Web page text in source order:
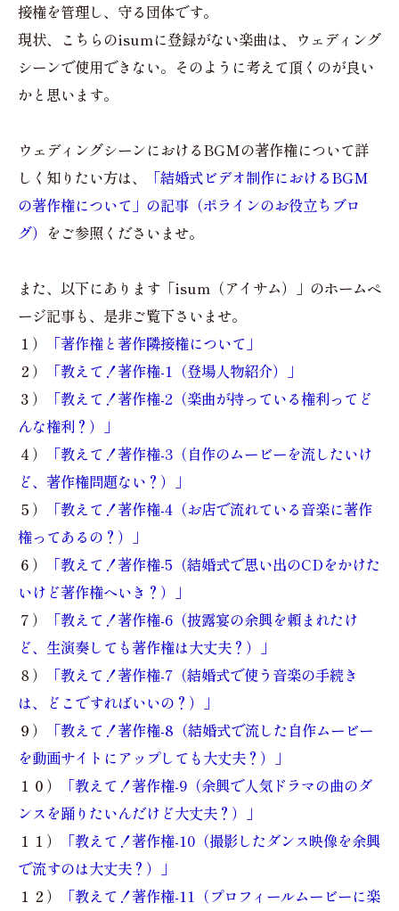
接権を管理し、守る団体です。
現状、こちらのisumに登録がない楽曲は、ウェディング
シーンで使用できない。そのように考えて頂くのが良い
かと思います。
ウェディングシーンにおけるBGMの著作権について詳
しく知りたい方は、
「結婚式ビデオ制作におけるBGM
の著作権について」の記事（ポラインのお役立ちブロ
グ） をご参照くださいませ。
また、以下にあります「isum（アイサム）」のホームペ
ージ記事も、是非ご覧下さいませ。
１）
「著作権と著作隣接権について」
２）
「教えて！著作権-1（登場人物紹介）」
３）
「教えて！著作権-2（楽曲が持っている権利ってど
んな権利？）」
４）
「教えて！著作権-3（自作のムービーを流したいけ
ど、著作権問題ない？）」
５）
「教えて！著作権-4（お店で流れている音楽に著作
権ってあるの？）」
６）
「教えて！著作権-5（結婚式で思い出のCDをかけた
いけど著作権へいき？）」
７）
「教えて！著作権-6（披露宴の余興を頼まれたけ
ど、生演奏しても著作権は大丈夫？）」
８）
「教えて！著作権-7（結婚式で使う音楽の手続き
は、どこですればいいの？）」
９）
「教えて！著作権-8（結婚式で流した自作ムービー
を動画サイトにアップしても大丈夫？）」
１０）
「教えて！著作権-9（余興で人気ドラマの曲のダ
ンスを踊りたいんだけど大丈夫？）」
１１）
「教えて！著作権-10（撮影したダンス映像を余興
で流すのは大丈夫？）」
１２）
「教えて！著作権-11（プロフィールムービーに楽